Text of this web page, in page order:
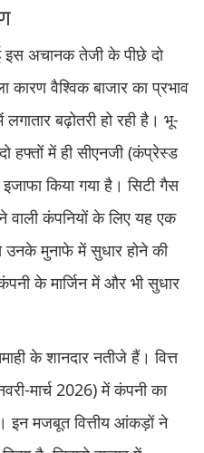
अचानक तेजी के पीछे दो
वैश्विक बाजार का प्रभाव
बढ़ोतरी हो रही है। भू-
हफ्तों में ही सीएनजी (कंप्रेस्ड
किया गया है। सिटी गैस
वाली कंपनियों के लिए यह एक
मुनाफे में सुधार होने की
के मार्जिन में और भी सुधार
के शानदार नतीजे हैं। वित्त
मार्च 2026) में कंपनी का
इन मजबूत वित्तीय आंकड़ों ने